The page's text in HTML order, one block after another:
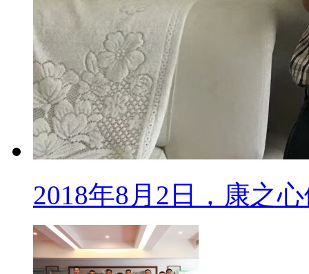
2018年8月2日，康之